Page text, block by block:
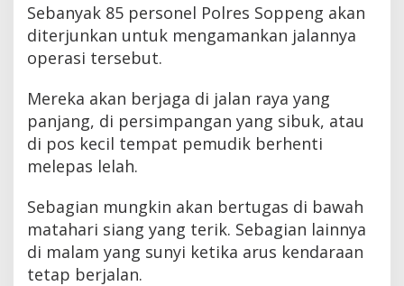
Sebanyak 85 personel Polres Soppeng akan
diterjunkan untuk mengamankan jalannya
operasi tersebut.
Mereka akan berjaga di jalan raya yang
panjang, di persimpangan yang sibuk, atau
di pos kecil tempat pemudik berhenti
melepas lelah.
Sebagian mungkin akan bertugas di bawah
matahari siang yang terik. Sebagian lainnya
di malam yang sunyi ketika arus kendaraan
tetap berjalan.